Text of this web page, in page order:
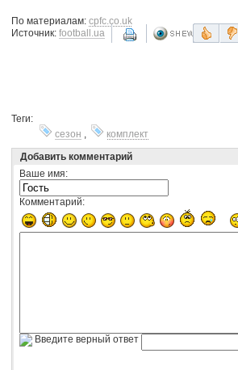
По материалам: cpfc.co.uk
Источник: football.ua
Теги:
сезон
комплект
Добавить комментарий
Ваше имя:
Комментарий:
Введите верный ответ